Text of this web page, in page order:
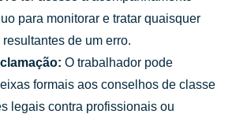
para monitorar e tratar quaisquer
de um erro.
O trabalhador pode
formais aos conselhos de classe
legais contra profissionais ou